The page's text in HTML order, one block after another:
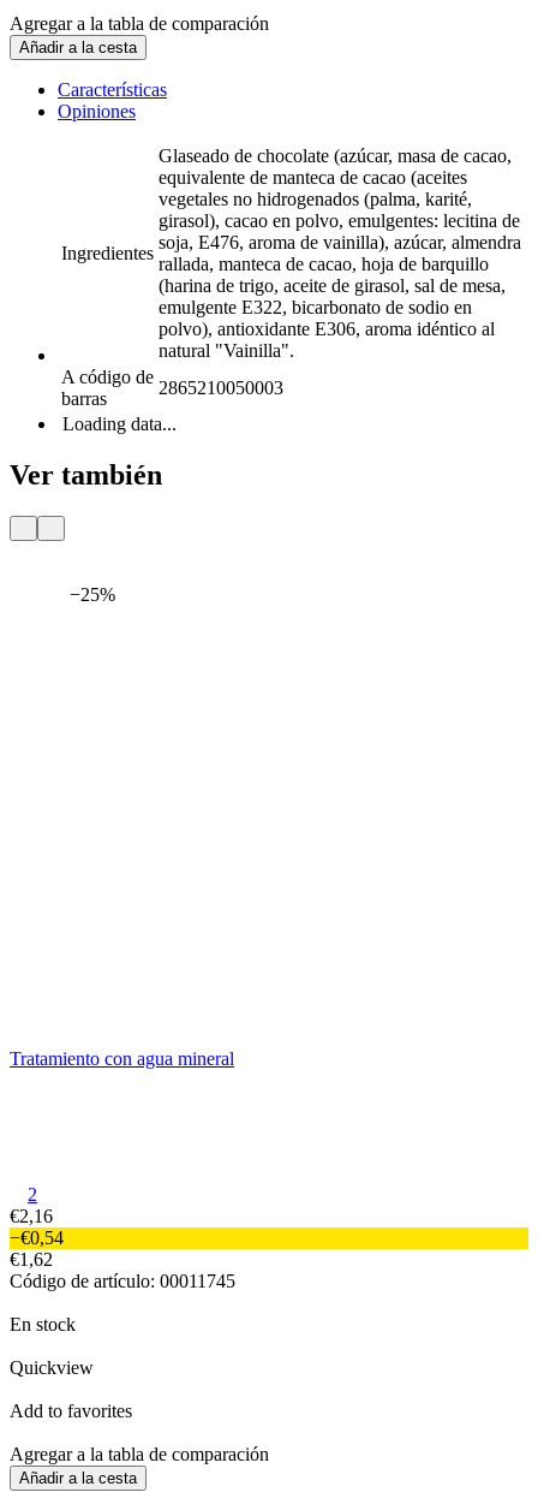
Agregar a la tabla de comparación
Añadir a la cesta
Características
Opiniones
Ingredientes
Glaseado de chocolate (azúcar, masa de cacao,
equivalente de manteca de cacao (aceites
vegetales no hidrogenados (palma, karité,
girasol), cacao en polvo, emulgentes: lecitina de
soja, E476, aroma de vainilla), azúcar, almendra
rallada, manteca de cacao, hoja de barquillo
(harina de trigo, aceite de girasol, sal de mesa,
emulgente E322, bicarbonato de sodio en
polvo), antioxidante E306, aroma idéntico al
natural "Vainilla".
A código de
barras
2865210050003
Loading data...
Ver también
−25%
Tratamiento con agua mineral
2
€2,16
−€0,54
€1,62
Código de artículo: 00011745
En stock
Quickview
Add to favorites
Agregar a la tabla de comparación
Añadir a la cesta